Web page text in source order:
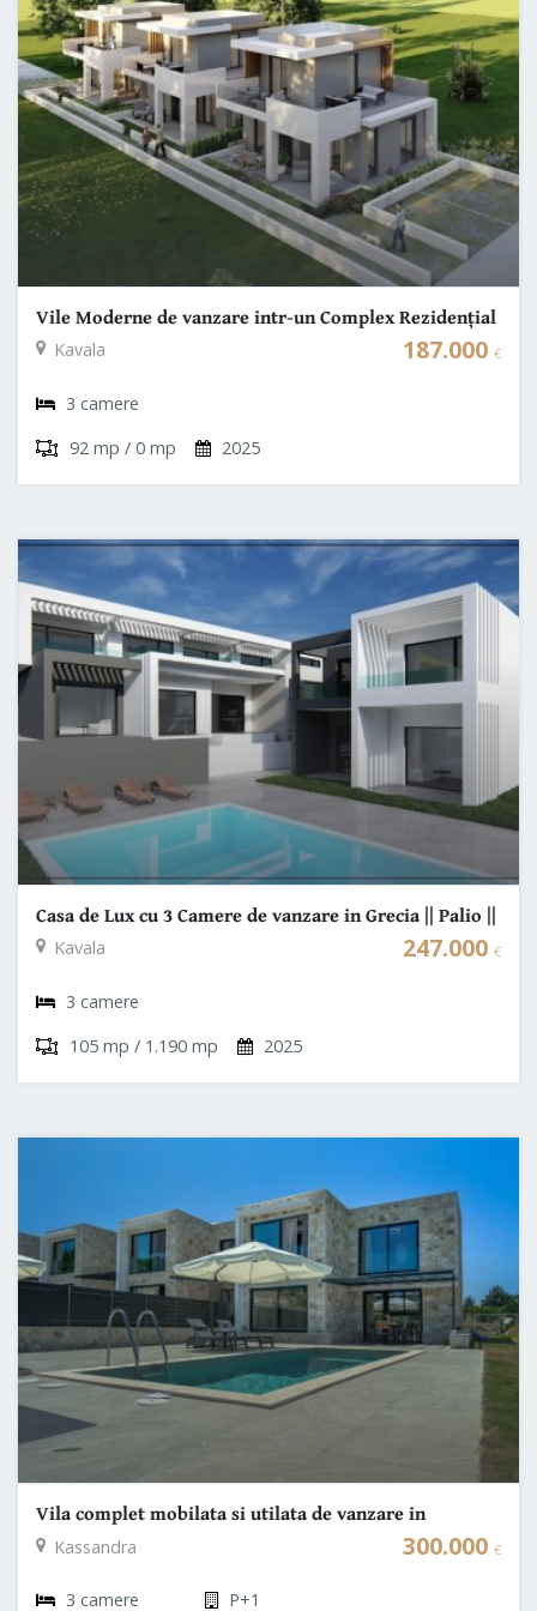
Vile Moderne de vanzare intr-un Complex Rezidențial
la Nordul Greciei
Kavala 187.000 €
3 camere
92 mp / 0 mp
2025
Casa de Lux cu 3 Camere de vanzare in Grecia || Palio ||
Kavala
Kavala 247.000 €
3 camere
105 mp / 1.190 mp
2025
Vila complet mobilata si utilata de vanzare in
Halkidiki – Gata de locuit, aproape de plaja
Kassandra 300.000 €
3 camere
P+1